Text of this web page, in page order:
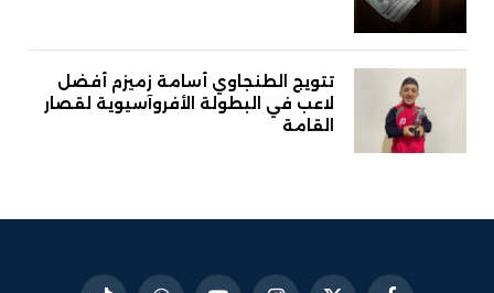
تتويج الطنجاوي أسامة زميزم أفضل
لاعب في البطولة الأفروآسيوية لقصار
القامة